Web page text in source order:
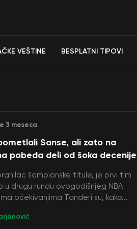
VEŠTINE BESPLATNI TIPOVI
3 meseca
Sanse, ali zato na
pobeda deli od šoka decenije
šampionske titule, je prvi tim
u drugu rundu ovogodišnjeg NBA
očekivanjima Tanderi su, kako...